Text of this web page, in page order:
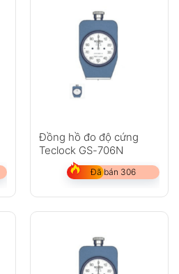
Đồng hồ đo độ cứng
Teclock GS-706N
Đã bán 306